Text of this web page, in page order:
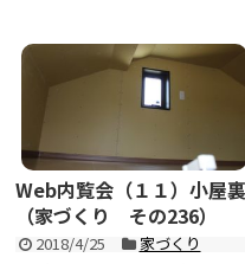
Web内覧会（１１）小屋裏
（家づくり その236）
2018/4/25 家づくり